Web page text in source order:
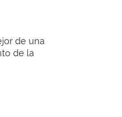
de una
de la